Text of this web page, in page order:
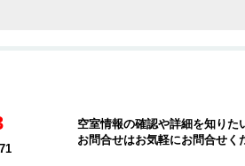
空室情報の確認や詳細を知りた
お問合せはお気軽にお問合せく